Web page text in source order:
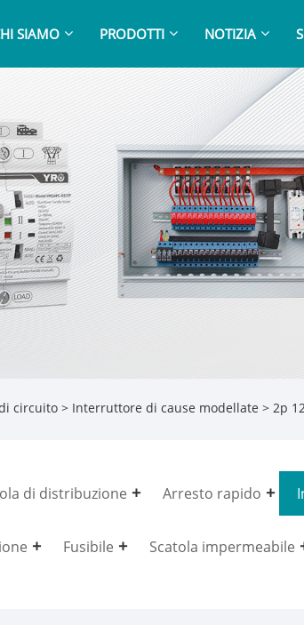
SIAMO PRODOTTI NOTIZIA
circuito > Interruttore di cause modellate > 2p
di distribuzione Arresto rapido
Fusibile Scatola impermeabile